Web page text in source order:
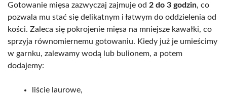
Gotowanie mięsa zazwyczaj zajmuje od 2 do 3 godzin, co
pozwala mu stać się delikatnym i łatwym do oddzielenia od
kości. Zaleca się pokrojenie mięsa na mniejsze kawałki, co
sprzyja równomiernemu gotowaniu. Kiedy już je umieścimy
w garnku, zalewamy wodą lub bulionem, a potem
dodajemy:
liście laurowe,